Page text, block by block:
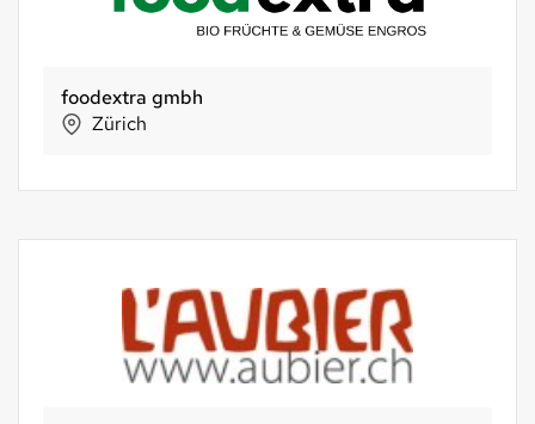
foodextra gmbh
Zürich